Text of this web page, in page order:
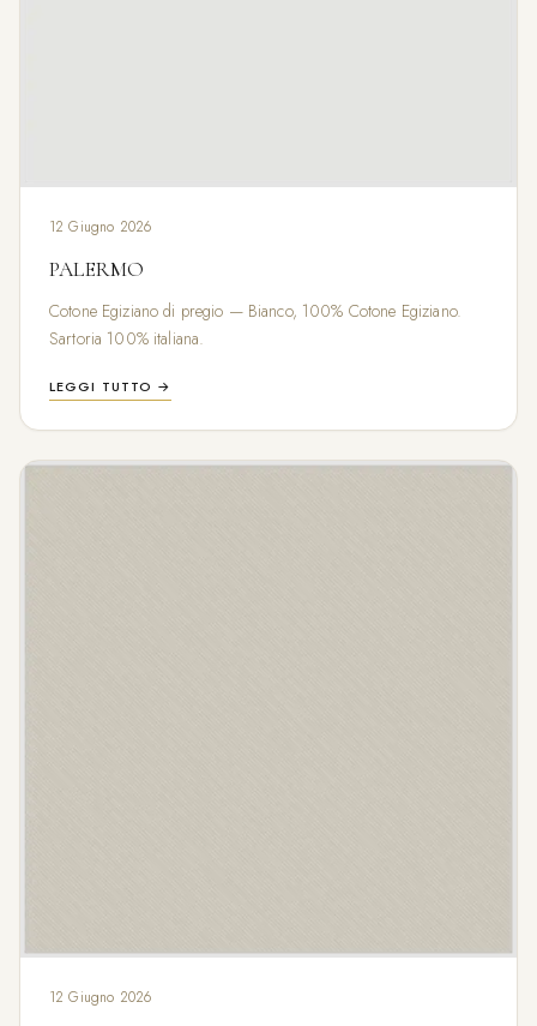
12 Giugno 2026
PALERMO
Cotone Egiziano di pregio — Bianco, 100% Cotone Egiziano.
Sartoria 100% italiana.
LEGGI TUTTO →
12 Giugno 2026